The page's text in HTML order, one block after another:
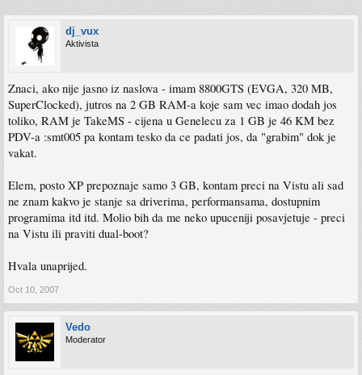
dj_vux
Aktivista
Znaci, ako nije jasno iz naslova - imam 8800GTS (EVGA, 320 MB,
SuperClocked), jutros na 2 GB RAM-a koje sam vec imao dodah jos
toliko, RAM je TakeMS - cijena u Genelecu za 1 GB je 46 KM bez
PDV-a :smt005 pa kontam tesko da ce padati jos, da "grabim" dok je
vakat.
Elem, posto XP prepoznaje samo 3 GB, kontam preci na Vistu ali sad
ne znam kakvo je stanje sa driverima, performansama, dostupnim
programima itd itd. Molio bih da me neko upuceniji posavjetuje - preci
na Vistu ili praviti dual-boot?
Hvala unaprijed.
Oct 10, 2007
Vedo
Moderator